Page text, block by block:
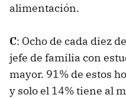
alimentación.
C: Ocho de cada diez
jefe de familia con
mayor. 91% de estos
y solo el 14% tiene al